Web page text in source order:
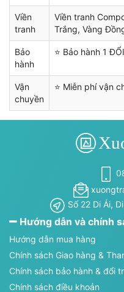
Viền
tranh
Viền tranh
Trắng, Vàng
Bảo
hành
⭐ Bảo hành 1
Vận
chuyền
⭐ Miễn phí vận
Số 22 Di Ái,
Hướng dẫn và chính
Hướng dẫn mua hàng
Chính sách Giao hàng &
Chính sách bảo hành & đổi
Chính sách điều khoản